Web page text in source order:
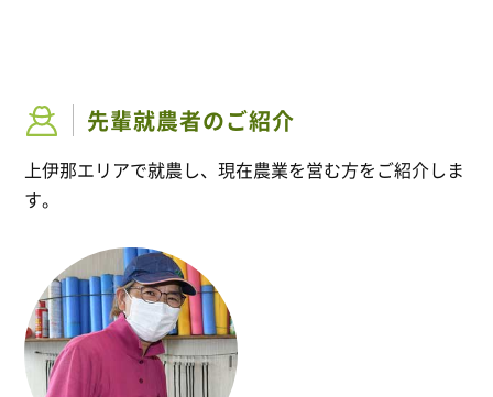
先輩就農者のご紹介
上伊那エリアで就農し、現在農業を営む方をご紹介しま
す。